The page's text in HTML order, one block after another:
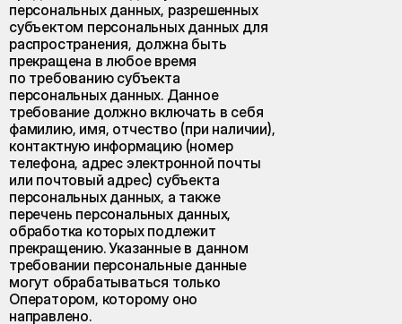
персональных данных, разрешенных
субъектом персональных данных для
распространения, должна быть
прекращена в любое время
по требованию субъекта
персональных данных. Данное
требование должно включать в себя
фамилию, имя, отчество (при наличии),
контактную информацию (номер
телефона, адрес электронной почты
или почтовый адрес) субъекта
персональных данных, а также
перечень персональных данных,
обработка которых подлежит
прекращению. Указанные в данном
требовании персональные данные
могут обрабатываться только
Оператором, которому оно
направлено.